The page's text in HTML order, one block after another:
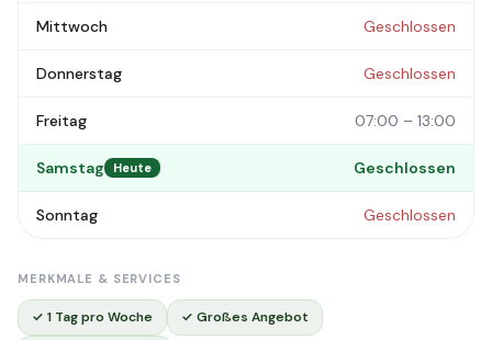
Mittwoch Geschlossen
Donnerstag Geschlossen
Freitag 07:00 – 13:00
Samstag Heute Geschlossen
Sonntag Geschlossen
MERKMALE & SERVICES
✓ 1 Tag pro Woche ✓ Großes Angebot